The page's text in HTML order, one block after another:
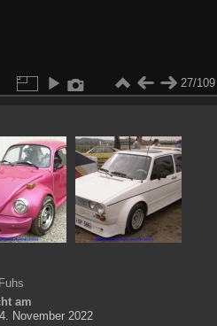
27/109
am
November 2022